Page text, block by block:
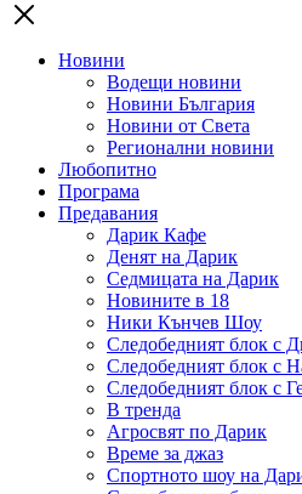
Новини
Водещи новини
Новини България
Новини от Света
Регионални новини
Любопитно
Програма
Предавания
Дарик Кафе
Денят на Дарик
Седмицата на Дарик
Новините в 18
Ники Кънчев Шоу
Следобедният блок с
Следобедният блок с
Следобедният блок с
В тренда
Агросвят по Дарик
Време за джаз
Спортното шоу на